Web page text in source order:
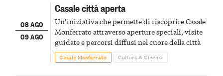
08 AGO
09 AGO
Casale città aperta
Un’iniziativa che permette di riscoprire Casale
Monferrato attraverso aperture speciali, visite
guidate e percorsi diffusi nel cuore della città
Casale Monferrato Cultura & Cinema